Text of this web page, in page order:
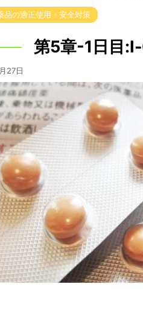
品の適正使用・安全対策
27日